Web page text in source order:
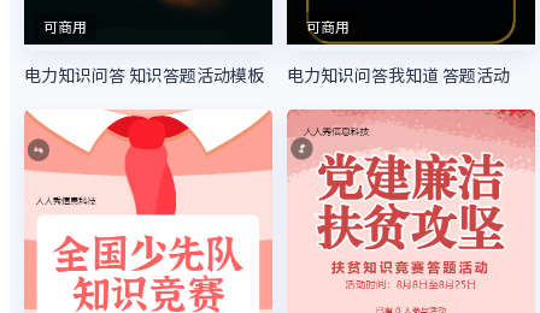
可商用
电力知识问答 知识答题活动模板
可商用
电力知识问答我知道 答题活动